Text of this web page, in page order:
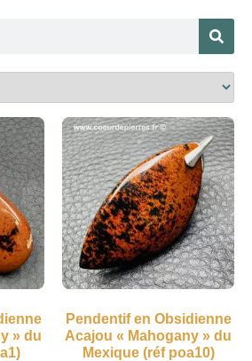
» du
Pendentif en Obsidienne
Acajou « Mahogany » du
Mexique (réf poa10)